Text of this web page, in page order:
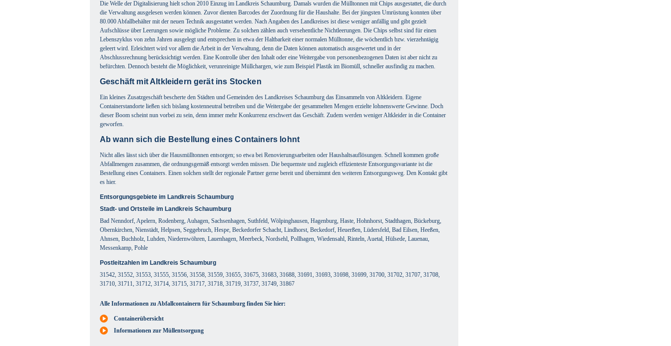
Die Welle der Digitalisierung hielt schon 2010 Einzug im Landkreis Schaumburg. Damals wurden die Mülltonnen mit Chips ausgestattet, die durch
die Verwaltung ausgelesen werden können. Zuvor dienten Barcodes der Zuordnung für die Haushalte. Bei der jüngsten Umrüstung konnten über
80.000 Abfallbehälter mit der neuen Technik ausgestattet werden. Nach Angaben des Landkreises ist diese weniger anfällig und gibt gezielt
Aufschlüsse über Leerungen sowie mögliche Probleme. Zu solchen zählen auch versehentliche Nichtleerungen. Die Chips selbst sind für einen
Lebenszyklus von zehn Jahren ausgelegt und entsprechen in etwa der Haltbarkeit einer normalen Mülltonne, die wöchentlich bzw. vierzehntägig
geleert wird. Erleichtert wird vor allem die Arbeit in der Verwaltung, denn die Daten können automatisch ausgewertet und in der
Abschlussrechnung berücksichtigt werden. Eine Kontrolle über den Inhalt oder eine Weitergabe von personenbezogenen Daten ist aber nicht zu
befürchten. Dennoch besteht die Möglichkeit, verunreinigte Müllchargen, wie zum Beispiel Plastik im Biomüll, schneller ausfindig zu machen.
Geschäft mit Altkleidern gerät ins Stocken
Ein kleines Zusatzgeschäft bescherte den Städten und Gemeinden des Landkreises Schaumburg das Einsammeln von Altkleidern. Eigene
Containerstandorte ließen sich bislang kostenneutral betreiben und die Weitergabe der gesammelten Mengen erzielte lohnenswerte Gewinne. Doch
dieser Boom scheint nun vorbei zu sein, denn immer mehr Konkurrenz erschwert das Geschäft. Zudem werden weniger Altkleider in die Container
geworfen.
Ab wann sich die Bestellung eines Containers lohnt
Nicht alles lässt sich über die Hausmülltonnen entsorgen; so etwa bei Renovierungsarbeiten oder Haushaltsauflösungen. Schnell kommen große
Abfallmengen zusammen, die ordnungsgemäß entsorgt werden müssen. Die bequemste und zugleich effizienteste Entsorgungsvariante ist die
Bestellung eines Containers. Einen solchen stellt der regionale Partner gerne bereit und übernimmt den weiteren Entsorgungsweg. Den Kontakt gibt
es hier.
Entsorgungsgebiete im Landkreis Schaumburg
Stadt- und Ortsteile im Landkreis Schaumburg
Bad Nenndorf, Apelern, Rodenberg, Auhagen, Sachsenhagen, Suthfeld, Wölpinghausen, Hagenburg, Haste, Hohnhorst, Stadthagen, Bückeburg,
Obernkirchen, Nienstädt, Helpsen, Seggebruch, Hespe, Beckedorfer Schacht, Lindhorst, Beckedorf, Heuerßen, Lüdersfeld, Bad Eilsen, Heeßen,
Ahnsen, Buchholz, Luhden, Niedernwöhren, Lauenhagen, Meerbeck, Nordsehl, Pollhagen, Wiedensahl, Rinteln, Auetal, Hülsede, Lauenau,
Messenkamp, Pohle
Postleitzahlen im Landkreis Schaumburg
31542, 31552, 31553, 31555, 31556, 31558, 31559, 31655, 31675, 31683, 31688, 31691, 31693, 31698, 31699, 31700, 31702, 31707, 31708,
31710, 31711, 31712, 31714, 31715, 31717, 31718, 31719, 31737, 31749, 31867
Alle Informationen zu Abfallcontainern für Schaumburg finden Sie hier:
Containerübersicht
Informationen zur Müllentsorgung